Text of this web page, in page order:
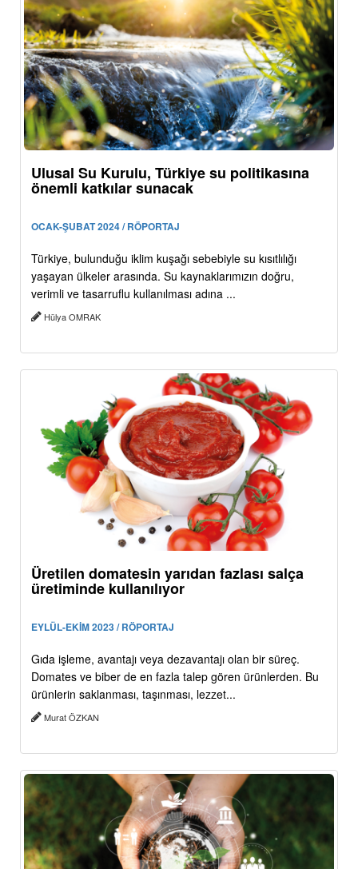
Ulusal Su Kurulu, Türkiye su politikasına
önemli katkılar sunacak
OCAK-ŞUBAT 2024 / RÖPORTAJ
Türkiye, bulunduğu iklim kuşağı sebebiyle su kısıtlılığı
yaşayan ülkeler arasında. Su kaynaklarımızın doğru,
verimli ve tasarruflu kullanılması adına ...
Hülya OMRAK
Üretilen domatesin yarıdan fazlası salça
üretiminde kullanılıyor
EYLÜL-EKİM 2023 / RÖPORTAJ
Gıda işleme, avantajı veya dezavantajı olan bir süreç.
Domates ve biber de en fazla talep gören ürünlerden. Bu
ürünlerin saklanması, taşınması, lezzet...
Murat ÖZKAN